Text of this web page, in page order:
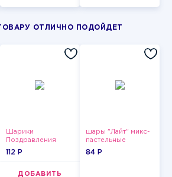
ОТЛИЧНО ПОДОЙДЕТ
Шарики
Поздравления
112 P
ДОБАВИТЬ
шары "Лайт" микс-
пастельные
84 P